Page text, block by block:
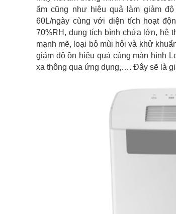
ẩm cũng như hiệu quả làm giảm
60L/ngày cùng với diện tích hoạt
70%RH, dung tích bình chứa lớn, hệ
mạnh mẽ, loại bỏ mùi hôi và khử
giảm độ ồn hiệu quả cùng màn hình
xa thông qua ứng dụng,…. Đây sẽ là